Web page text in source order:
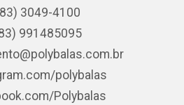
3049-4100
991485095
polybalas
Polybalas